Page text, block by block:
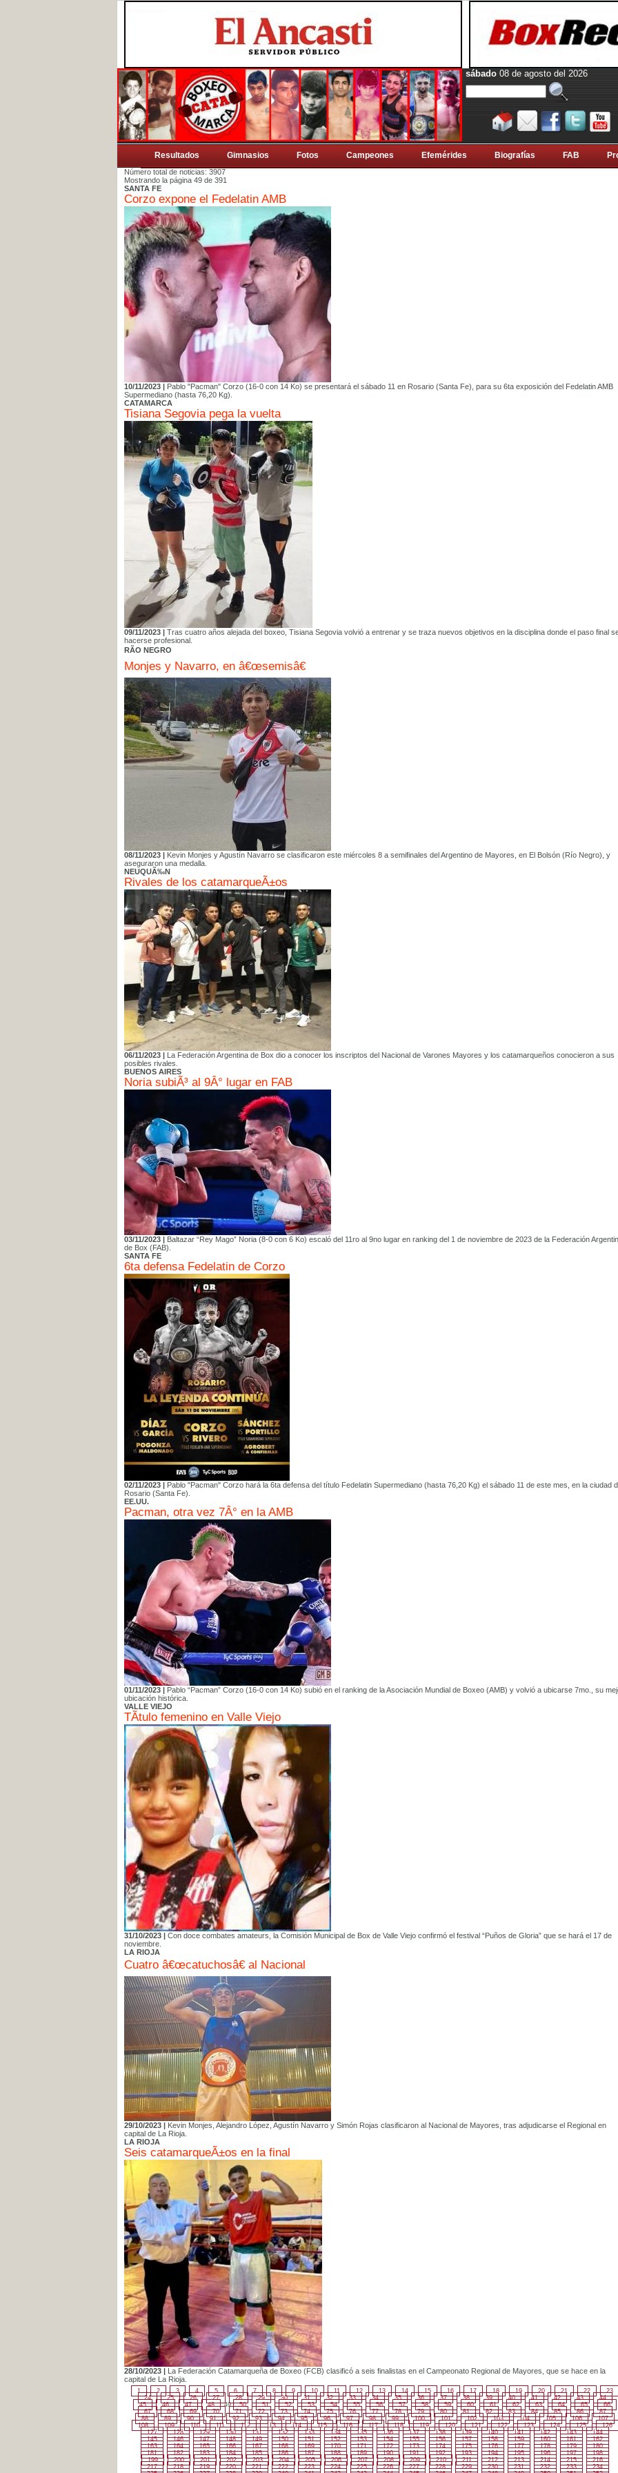
sábado 08 de agosto del 2026
Resultados Gimnasios Fotos Campeones Efemérides Biografí­as FAB
Número total de noticias: 3907
Mostrando la página 49 de 391
SANTA FE
Corzo expone el Fedelatin AMB
10/11/2023 | Pablo "Pacman" Corzo (16-0 con 14 Ko) se presentará el sábado 11 en Rosario (Santa Fe), para su 6ta exposición del Fedelatin AMB
Supermediano (hasta 76,20 Kg).
CATAMARCA
Tisiana Segovia pega la vuelta
09/11/2023 | Tras cuatro años alejada del boxeo, Tisiana Segovia volvió a entrenar y se traza nuevos objetivos en la disciplina donde el paso final
hacerse profesional.
RÃO NEGRO
Monjes y Navarro, en â€œsemisâ€
08/11/2023 | Kevin Monjes y Agustín Navarro se clasificaron este miércoles 8 a semifinales del Argentino de Mayores, en El Bolsón (Río Negro), y
aseguraron una medalla.
NEUQUÃ‰N
Rivales de los catamarqueÃ±os
06/11/2023 | La Federación Argentina de Box dio a conocer los inscriptos del Nacional de Varones Mayores y los catamarqueños conocieron a sus
posibles rivales.
BUENOS AIRES
Noria subiÃ³ al 9Â° lugar en FAB
03/11/2023 | Baltazar “Rey Mago” Noria (8-0 con 6 Ko) escaló del 11ro al 9no lugar en ranking del 1 de noviembre de 2023 de la Federación
de Box (FAB).
SANTA FE
6ta defensa Fedelatin de Corzo
02/11/2023 | Pablo "Pacman" Corzo hará la 6ta defensa del título Fedelatin Supermediano (hasta 76,20 Kg) el sábado 11 de este mes, en la ciudad
Rosario (Santa Fe).
EE.UU.
Pacman, otra vez 7Â° en la AMB
01/11/2023 | Pablo “Pacman” Corzo (16-0 con 14 Ko) subió en el ranking de la Asociación Mundial de Boxeo (AMB) y volvió a ubicarse 7mo., su
ubicación histórica.
VALLE VIEJO
TÃ­tulo femenino en Valle Viejo
31/10/2023 | Con doce combates amateurs, la Comisión Municipal de Box de Valle Viejo confirmó el festival “Puños de Gloria” que se hará el 17 de
noviembre.
LA RIOJA
Cuatro â€œcatuchosâ€ al Nacional
29/10/2023 | Kevin Monjes, Alejandro López, Agustín Navarro y Simón Rojas clasificaron al Nacional de Mayores, tras adjudicarse el Regional en
capital de La Rioja.
LA RIOJA
Seis catamarqueÃ±os en la final
28/10/2023 | La Federación Catamarqueña de Boxeo (FCB) clasificó a seis finalistas en el Campeonato Regional de Mayores, que se hace en la
capital de La Rioja.
1 2 3 4 5 6 7 8 9 10 11 12 13 14 15 16 17 18 19 20 21 22
23
24
25 26 27 28 29 30 31 32 33 34 35 36 37 38 39 40 41 42 43
44
45
46 47 48 49 50 51 52 53 54 55 56 57 58 59 60 61 62 63 64 65
66
67
68 69 70 71 72 73 74 75 76 77 78 79 80 81 82 83 84 85 86
87
88
89 90 91 92 93 94 95 96 97 98 99 100 101 102 103 104 105 106
107
108
109 110 111 112 113 114 115 116 117 118 119 120 121 122 123 124 125
126
127
128 129 130 131 132 133 134 135 136 137 138 139 140 141 142 143
144
145
146 147 148 149 150 151 152 153 154 155 156 157 158 159 160 161
162
163
164 165 166 167 168 169 170 171 172 173 174 175 176 177 178 179
180
181
182 183 184 185 186 187 188 189 190 191 192 193 194 195 196 197
198
199
200 201 202 203 204 205 206 207 208 209 210 211 212 213 214 215
216
217
218 219 220 221 222 223 224 225 226 227 228 229 230 231 232 233
234